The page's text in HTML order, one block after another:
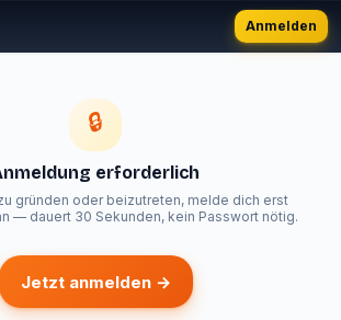
Anmelden
🔒
erforderlich
gründen oder beizutreten, melde dich erst
— dauert 30 Sekunden, kein Passwort nötig.
Jetzt anmelden →